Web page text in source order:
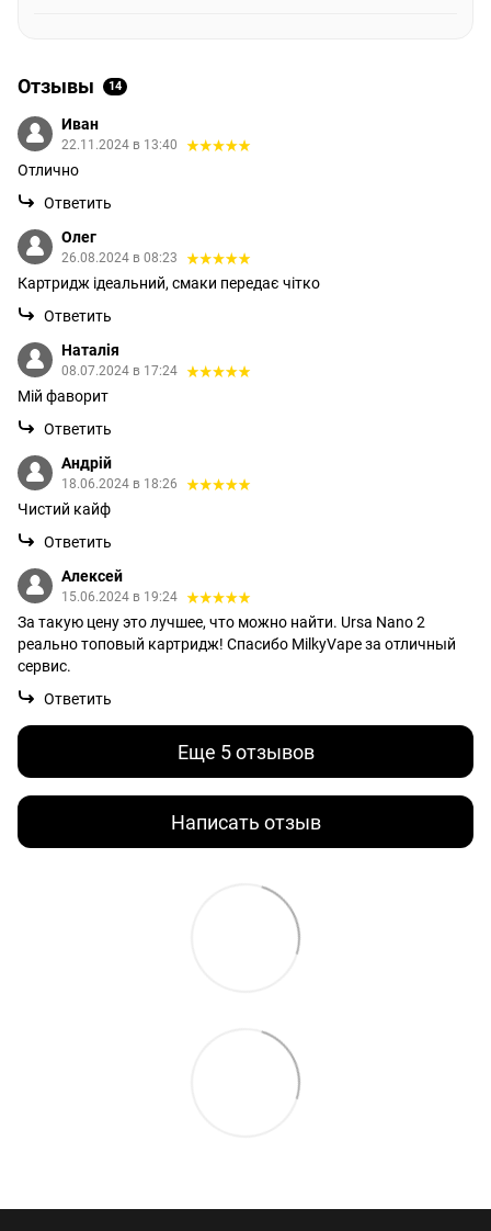
Отзывы 14
Иван
22.11.2024 в 13:40
Отлично
Ответить
Олег
26.08.2024 в 08:23
Картридж ідеальний, смаки передає чітко
Ответить
Наталія
08.07.2024 в 17:24
Мій фаворит
Ответить
Андрій
18.06.2024 в 18:26
Чистий кайф
Ответить
Алексей
15.06.2024 в 19:24
За такую цену это лучшее, что можно найти. Ursa Nano 2
реально топовый картридж! Спасибо MilkyVape за отличный
сервис.
Ответить
Еще 5 отзывов
Написать отзыв